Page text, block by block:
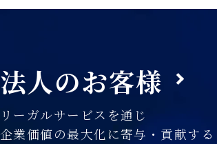
法人のお客様
リーガルサービスを通じ
企業価値の最大化に寄与・貢献する